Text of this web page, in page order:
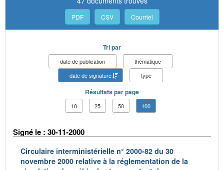
PDF CSV Courriel
Tri par
date de publication
thématique
date de signature
type
Résultats par page
10 25 50 100
Signé le : 30-11-2000
Circulaire interministérielle n° 2000-82 du 30
novembre 2000 relative à la réglementation de la